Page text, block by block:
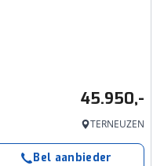
45.950,-
TERNEUZEN
Bel aanbieder